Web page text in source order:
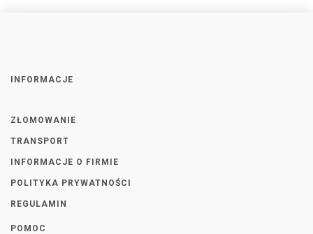
INFORMACJE
ZŁOMOWANIE
TRANSPORT
INFORMACJE O FIRMIE
POLITYKA PRYWATNOŚCI
REGULAMIN
POMOC